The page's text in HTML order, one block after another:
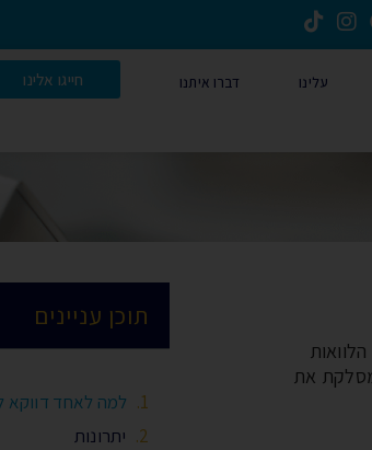
עלינו דברו איתנו חייגו אלינו
את
תוכן עניינים
למה לאחד דווקא
יתרונות